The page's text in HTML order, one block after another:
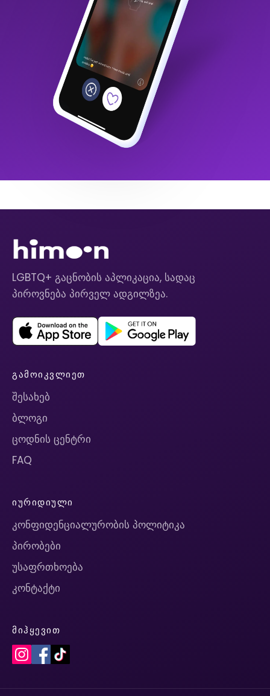
LGBTQ+ გაცნობის აპლიკაცია, სადაც
პიროვნება პირველ ადგილზეა.
ᲒᲐᲛᲝᲘᲙᲕᲚᲘᲔᲗ
შესახებ
ბლოგი
ცოდნის ცენტრი
FAQ
ᲘᲣᲠᲘᲓᲘᲣᲚᲘ
კონფიდენციალურობის პოლიტიკა
პირობები
უსაფრთხოება
კონტაქტი
ᲛᲘᲰᲧᲔᲕᲘᲗ